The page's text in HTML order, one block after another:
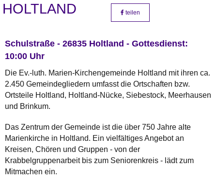
HOLTLAND teilen
Schulstraße - 26835 Holtland - Gottesdienst:
10:00 Uhr
Die Ev.-luth. Marien-Kirchengemeinde Holtland mit ihren ca.
2.450 Gemeindegliedern umfasst die Ortschaften bzw.
Ortsteile Holtland, Holtland-Nücke, Siebestock, Meerhausen
und Brinkum.
Das Zentrum der Gemeinde ist die über 750 Jahre alte
Marienkirche in Holtland. Ein vielfältiges Angebot an
Kreisen, Chören und Gruppen - von der
Krabbelgruppenarbeit bis zum Seniorenkreis - lädt zum
Mitmachen ein.